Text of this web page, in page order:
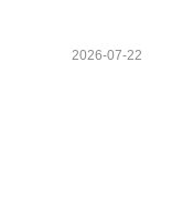
2026-07-22